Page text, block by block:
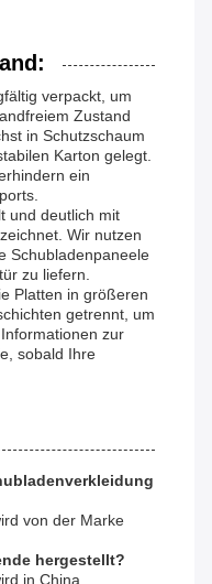
verpackt, um
Zustand
in Schutzschaum
Karton gelegt.
ein
und deutlich mit
Wir nutzen
Schubladenpaneele
zu liefern.
Platten in größeren
getrennt, um
zur
sobald Ihre
von der Marke
hergestellt?
in China